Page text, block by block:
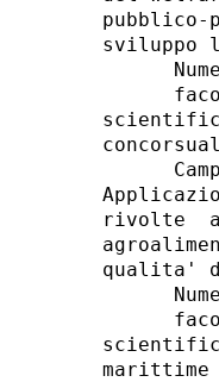
sviluppo
rivolte
qualita'